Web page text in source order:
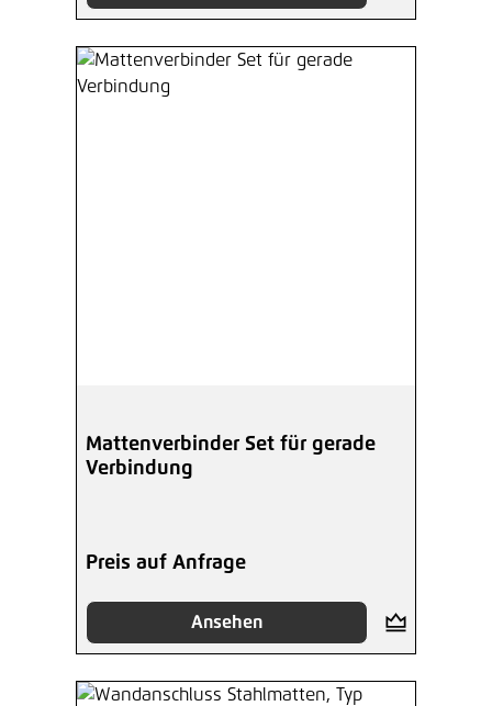
Mattenverbinder Set für gerade
Verbindung
Preis auf Anfrage
Ansehen